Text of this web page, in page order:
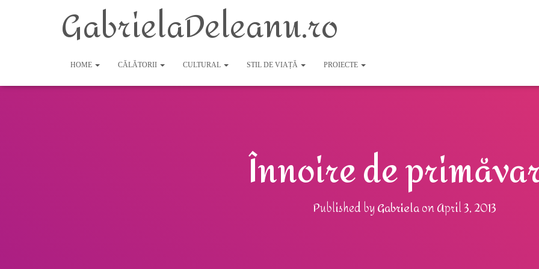
GabrielaDeleanu.ro
HOME CĂLĂTORII CULTURAL STIL DE VIAȚĂ PROIECTE
Înnoire de
Published byGabrielaonApril 3, 2013